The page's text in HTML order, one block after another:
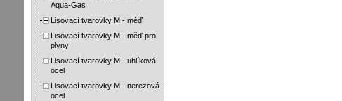
Aqua-Gas
Lisovací tvarovky M - měď
Lisovací tvarovky M - měď pro
plyny
Lisovací tvarovky M - uhlíková
ocel
Lisovací tvarovky M - nerezová
ocel